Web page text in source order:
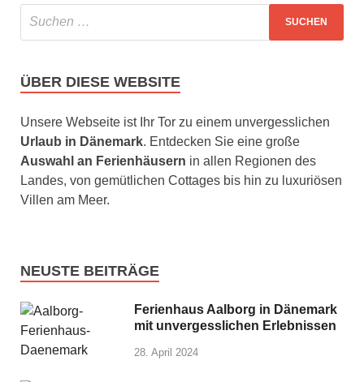
ÜBER DIESE WEBSITE
Unsere Webseite ist Ihr Tor zu einem unvergesslichen
Urlaub in Dänemark. Entdecken Sie eine große
Auswahl an Ferienhäusern in allen Regionen des
Landes, von gemütlichen Cottages bis hin zu luxuriösen
Villen am Meer.
NEUSTE BEITRÄGE
Ferienhaus Aalborg in Dänemark
mit unvergesslichen Erlebnissen
28. April 2024